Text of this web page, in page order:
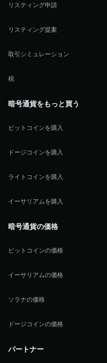
リスティング申請
リスティング提案
取引シミュレーション
税
暗号通貨をもっと買う
ビットコインを購入
ドージコインを購入
ライトコインを購入
イーサリアムを購入
暗号通貨の価格
ビットコインの価格
イーサリアムの価格
ソラナの価格
ドージコインの価格
パートナー